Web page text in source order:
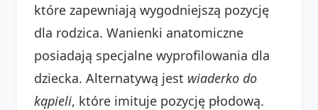
które zapewniają wygodniejszą pozycję
dla rodzica. Wanienki anatomiczne
posiadają specjalne wyprofilowania dla
dziecka. Alternatywą jest wiaderko do
kąpieli, które imituje pozycję płodową.